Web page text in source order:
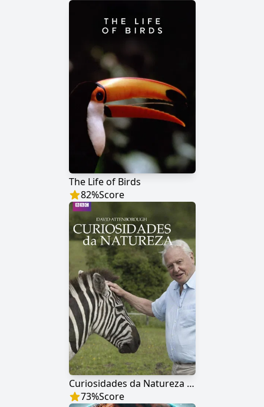
The Life of Birds
82%Score
Curiosidades da Natureza com David Attenborough
73%Score